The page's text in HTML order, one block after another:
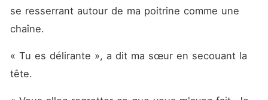
se resserrant autour de ma poitrine comme une
chaîne.
« Tu es délirante », a dit ma sœur en secouant la
tête.